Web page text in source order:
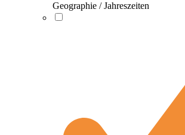
Geographie / Jahreszeiten